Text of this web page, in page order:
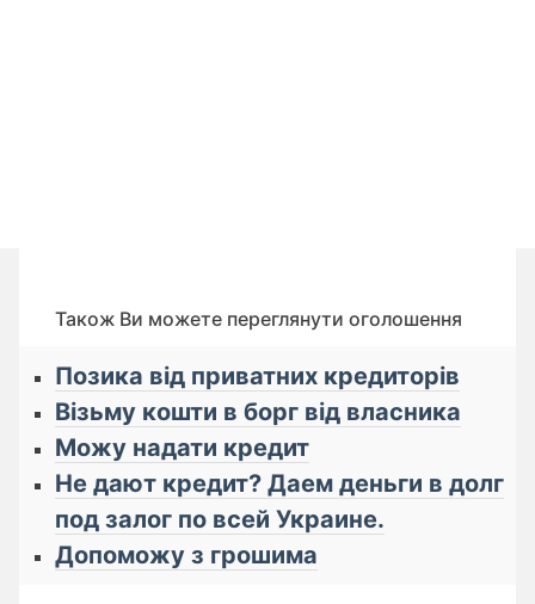
Також Ви можете переглянути оголошення
Позика від приватних кредиторів
Візьму кошти в борг від власника
Можу надати кредит
Не дают кредит? Даем деньги в долг
под залог по всей Украине.
Допоможу з грошима